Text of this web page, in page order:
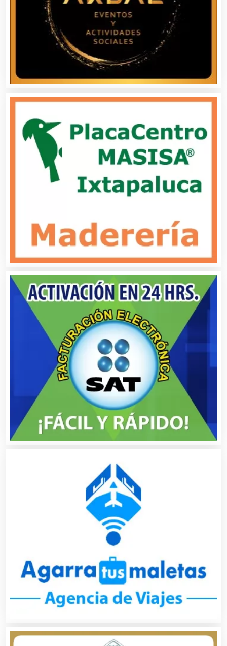
Cajas de Ahorro
Cámaras de Comercio
Camiones para Fletes
Cancelería de Aluminio
Capacitación
Carnicerías
Carpinterías
Centros Comerciales
Centros de Espectáculos
Centros de Nutrición
Centros Turísticos
Cerrajerías
Cibercafés
Clínicas de Belleza
Clínicas de Rehabilitación
Clínicas y Hospitales
Clubes Deportivos
Cocinas Integrales
Combustibles y Lubricantes